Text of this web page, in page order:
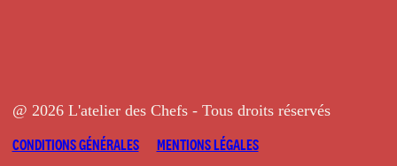
@ 2026 L'atelier des Chefs - Tous droits réservés
CONDITIONS GÉNÉRALES
MENTIONS LÉGALES